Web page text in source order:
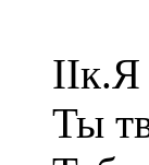
IIк.Я
Ты